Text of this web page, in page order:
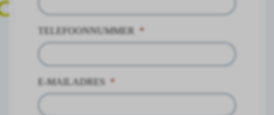
TELEFOONNUMMER *
E-MAILADRES *